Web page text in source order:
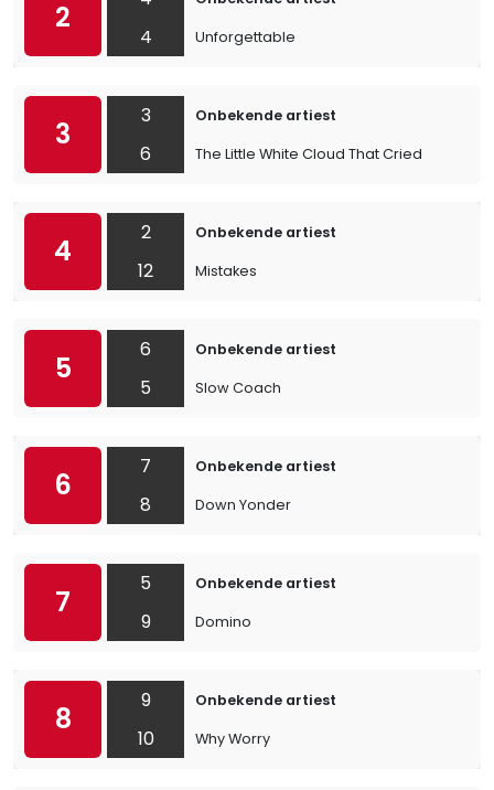
2
4
Unforgettable
3
3
6
Onbekende artiest
The Little White Cloud That Cried
4
2
12
Onbekende artiest
Mistakes
5
6
5
Onbekende artiest
Slow Coach
6
7
8
Onbekende artiest
Down Yonder
7
5
9
Onbekende artiest
Domino
8
9
10
Onbekende artiest
Why Worry